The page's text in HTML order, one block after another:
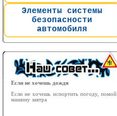
Элементы системы
безопасности
автомобиля
Если не хочешь дождя
Если не хочешь испортить погоду, помой
машину завтра